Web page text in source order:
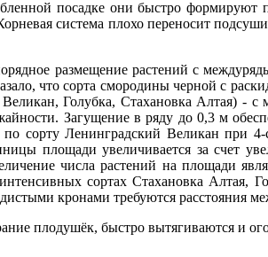
посадке они быстро формируют
система плохо пе­реносит
размещение растений с
что сор­та смородины черной с
Голубка, Стахановка Алтая) -
Загущение в ряду до 0,3 м
сорту Ленинградский Великан при
площади увеличивается за счет
числа растений на площади
сортах Стахановка Алтая,
кронами требуются расстояния
плодушёк, быстро вытягиваются и